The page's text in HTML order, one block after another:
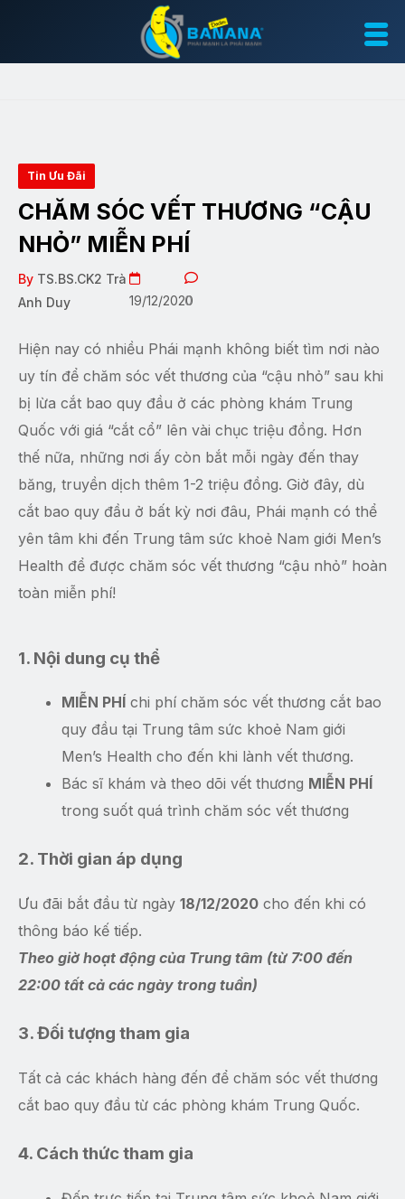
Tin Ưu Đãi
CHĂM SÓC VẾT THƯƠNG “CẬU
NHỎ” MIỄN PHÍ
By TS.BS.CK2 Trà
Anh Duy
19/12/2020
0
Hiện nay có nhiều Phái mạnh không biết tìm nơi nào
uy tín để chăm sóc vết thương của “cậu nhỏ” sau khi
bị lừa cắt bao quy đầu ở các phòng khám Trung
Quốc với giá “cắt cổ” lên vài chục triệu đồng. Hơn
thế nữa, những nơi ấy còn bắt mỗi ngày đến thay
băng, truyền dịch thêm 1-2 triệu đồng. Giờ đây, dù
cắt bao quy đầu ở bất kỳ nơi đâu, Phái mạnh có thể
yên tâm khi đến Trung tâm sức khoẻ Nam giới Men’s
Health để được chăm sóc vết thương “cậu nhỏ” hoàn
toàn miễn phí!
1. Nội dung cụ thể
MIỄN PHÍ chi phí chăm sóc vết thương cắt bao
quy đầu tại Trung tâm sức khoẻ Nam giới
Men’s Health cho đến khi lành vết thương.
Bác sĩ khám và theo dõi vết thương MIỄN PHÍ
trong suốt quá trình chăm sóc vết thương
2. Thời gian áp dụng
Ưu đãi bắt đầu từ ngày 18/12/2020 cho đến khi có
thông báo kế tiếp.
Theo giờ hoạt động của Trung tâm (từ 7:00 đến
22:00 tất cả các ngày trong tuần)
3. Đối tượng tham gia
Tất cả các khách hàng đến để chăm sóc vết thương
cắt bao quy đầu từ các phòng khám Trung Quốc.
4. Cách thức tham gia